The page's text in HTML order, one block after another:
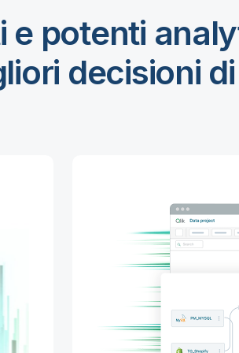
e potenti
decisioni